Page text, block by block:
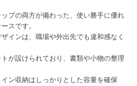
プの両方が備わった、使い勝手に優れ
スです。
インは、職場や外出先でも違和感なく
が設けられており、書類や小物の整理
ン収納はしっかりとした容量を確保